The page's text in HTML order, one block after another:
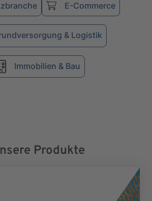
E-Commerce
& Logistik
Immobilien & Bau
Produkte